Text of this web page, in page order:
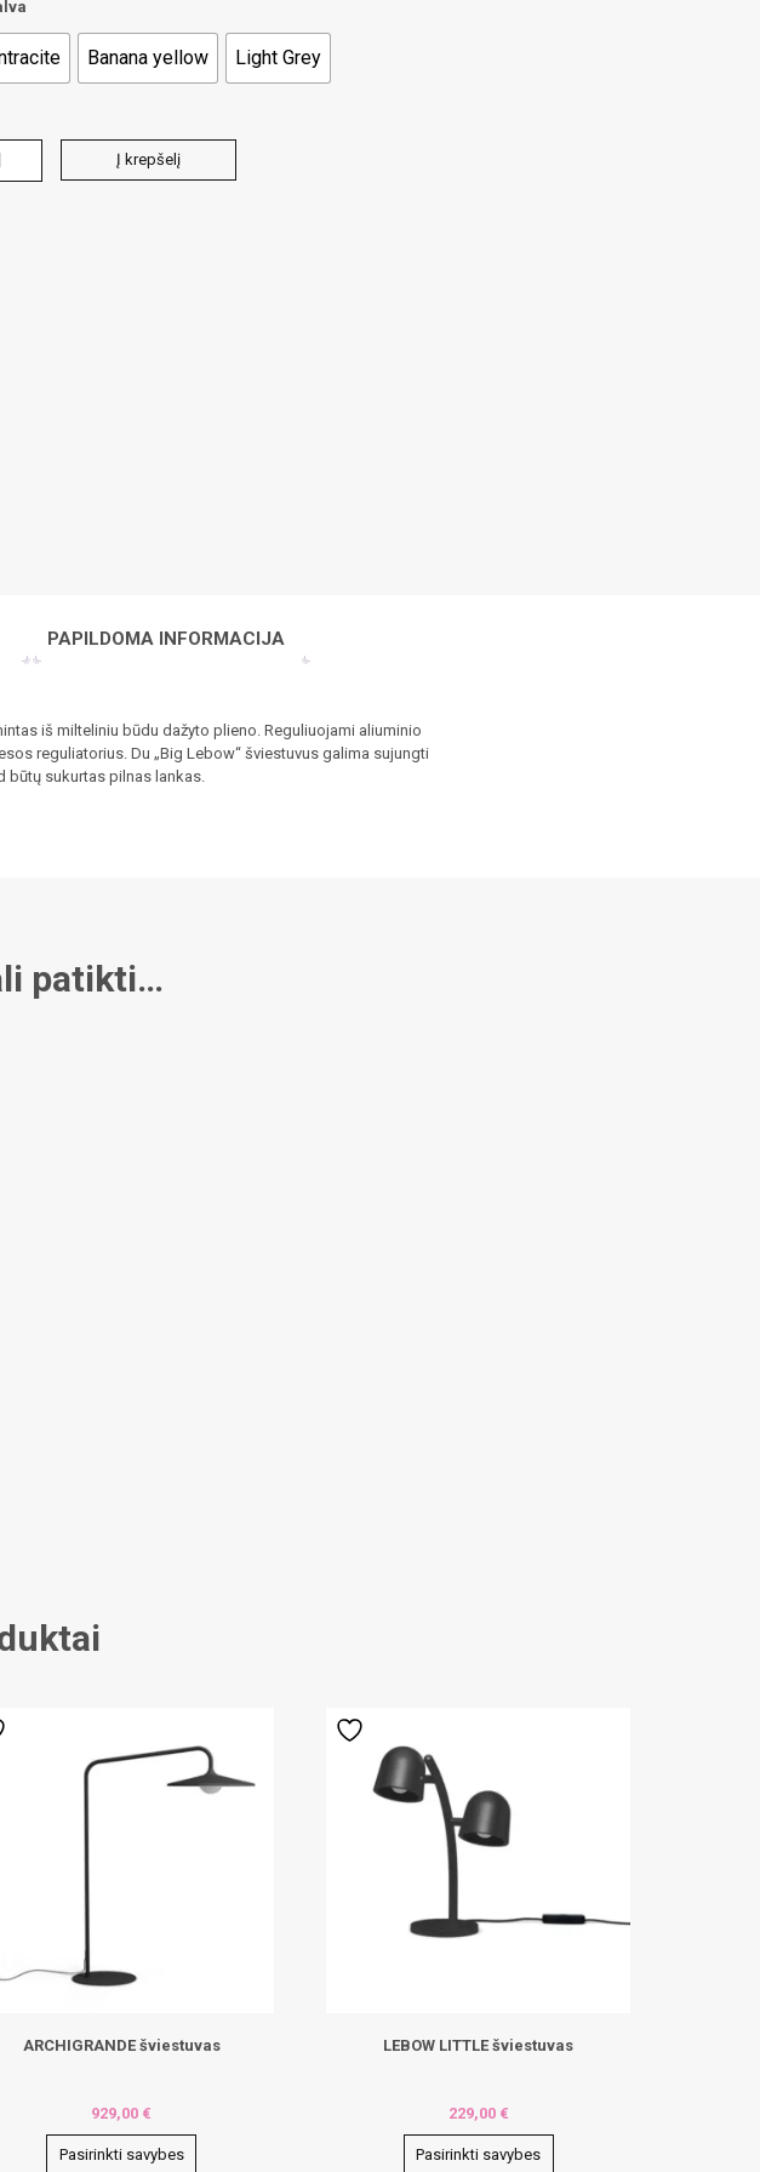
Banana yellow Light Grey
Į krepšelį
PAPILDOMA INFORMACIJA
iš milteliniu būdu dažyto plieno. Reguliuojami aliuminio
reguliatorius. Du „Big Lebow“ šviestuvus galima sujungti
būtų sukurtas pilnas lankas.
patikti…
ARCHIGRANDE šviestuvas
929,00 €
Pasirinkti savybes
LEBOW LITTLE šviestuvas
229,00 €
Pasirinkti savybes